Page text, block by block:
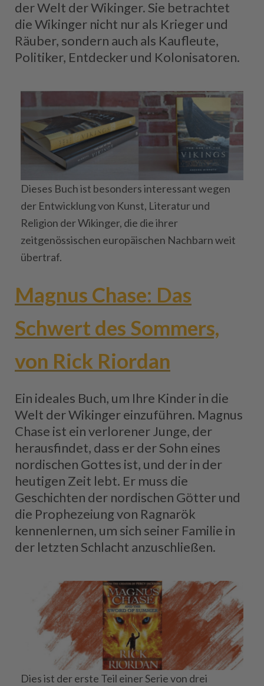
der Welt der Wikinger. Sie betrachtet
die Wikinger nicht nur als Krieger und
Räuber, sondern auch als Kaufleute,
Politiker, Entdecker und Kolonisatoren.
Dieses Buch ist besonders interessant wegen
der Entwicklung von Kunst, Literatur und
Religion der Wikinger, die die ihrer
zeitgenössischen europäischen Nachbarn weit
übertraf.
Magnus Chase: Das
Schwert des Sommers,
von Rick Riordan
Ein ideales Buch, um Ihre Kinder in die
Welt der Wikinger einzuführen. Magnus
Chase ist ein verlorener Junge, der
herausfindet, dass er der Sohn eines
nordischen Gottes ist, und der in der
heutigen Zeit lebt. Er muss die
Geschichten der nordischen Götter und
die Prophezeiung von Ragnarök
kennenlernen, um sich seiner Familie in
der letzten Schlacht anzuschließen.
Dies ist der erste Teil einer Serie von drei